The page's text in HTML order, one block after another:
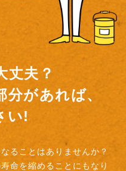
丈夫？
があれば、
い!
ることはありませんか？
命を縮めることにもなり